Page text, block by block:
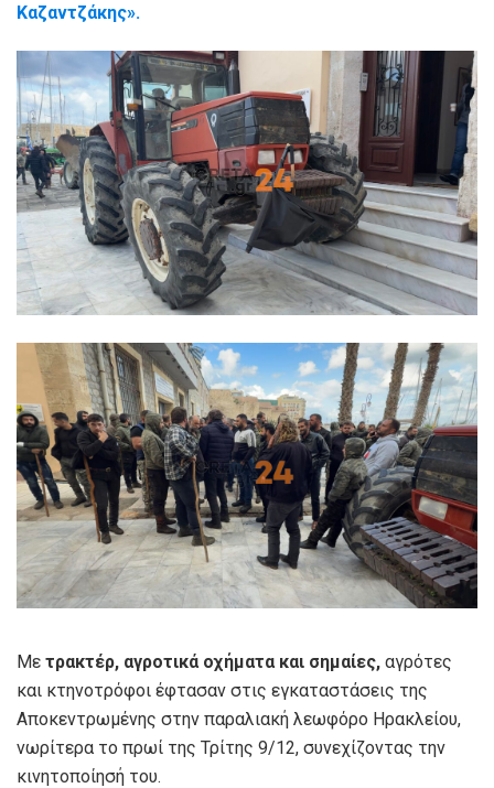
Καζαντζάκης».
Με τρακτέρ, αγροτικά οχήματα και σημαίες, αγρότες
και κτηνοτρόφοι έφτασαν στις εγκαταστάσεις της
Αποκεντρωμένης στην παραλιακή λεωφόρο Ηρακλείου,
νωρίτερα το πρωί της Τρίτης 9/12, συνεχίζοντας την
κινητοποίησή του.